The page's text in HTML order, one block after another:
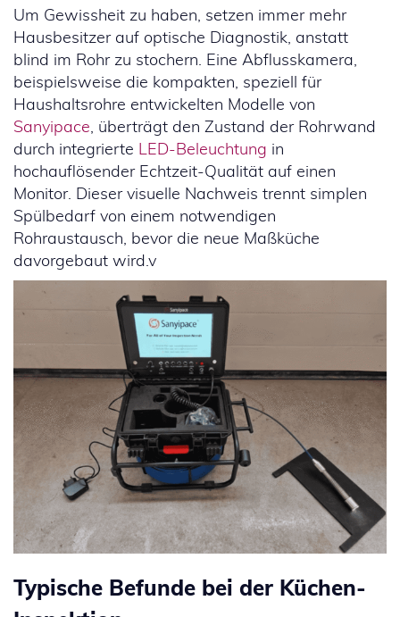
Um Gewissheit zu haben, setzen immer mehr
Hausbesitzer auf optische Diagnostik, anstatt
blind im Rohr zu stochern. Eine Abflusskamera,
beispielsweise die kompakten, speziell für
Haushaltsrohre entwickelten Modelle von
Sanyipace, überträgt den Zustand der Rohrwand
durch integrierte LED-Beleuchtung in
hochauflösender Echtzeit-Qualität auf einen
Monitor. Dieser visuelle Nachweis trennt simplen
Spülbedarf von einem notwendigen
Rohraustausch, bevor die neue Maßküche
davorgebaut wird.v
Typische Befunde bei der Küchen-